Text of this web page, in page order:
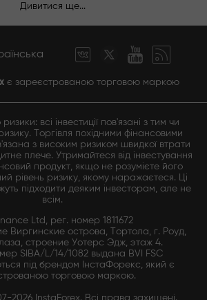
Дивитися ще...
є зареєстрованою торговою маркою
всі інвестиції пов'язані з тим чи
Торгівля похідними фінансовими
з високим ризиком швидкої втрати
плече. Утримайтеся від інвестування
продукт, якщо не розумієте його
рівень ризику, якому наражаєтеся. Ці
підходити деяким інвесторам, але не
всім.
Ltd, рег. номер 1811672
Виргинские острова, Тортола, г. Роуд,
строение Уотерс Эдж, этаж 4.
SIBA/L/14/1082 выдана BVI FSC
під брендом ІнстаФорекс, який є
торговою маркою.
2026 InstaForex. Всі права захищені.